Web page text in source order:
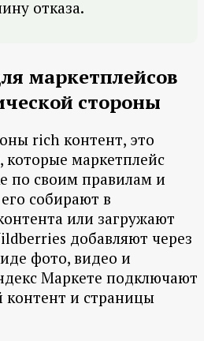
отказа.
маркетплейсов
стороны
rich контент, это
маркетплейс
по своим правилам и
собирают в
или загружают
добавляют через
фото, видео и
Маркете подключают
и страницы